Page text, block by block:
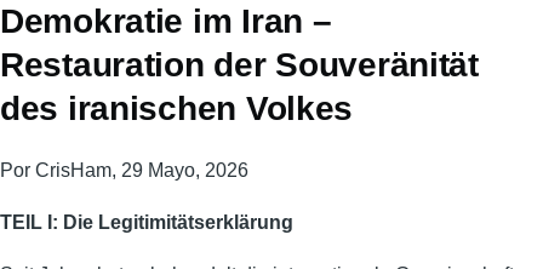
Demokratie im Iran –
Restauration der Souveränität
des iranischen Volkes
Por CrisHam, 29 Mayo, 2026
TEIL I: Die Legitimitätserklärung